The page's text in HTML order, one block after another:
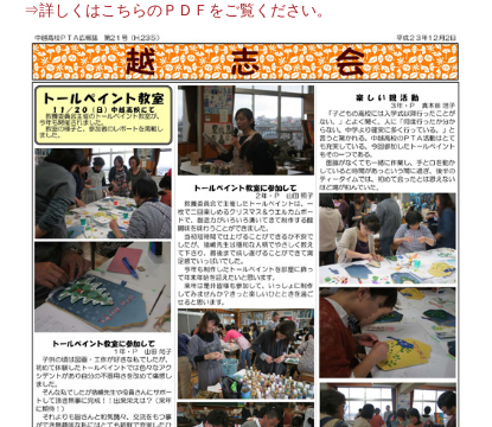
⇒詳しくはこちらのＰＤＦをご覧ください。